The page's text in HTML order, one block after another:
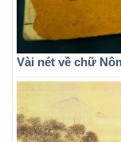
Vài nét về chữ